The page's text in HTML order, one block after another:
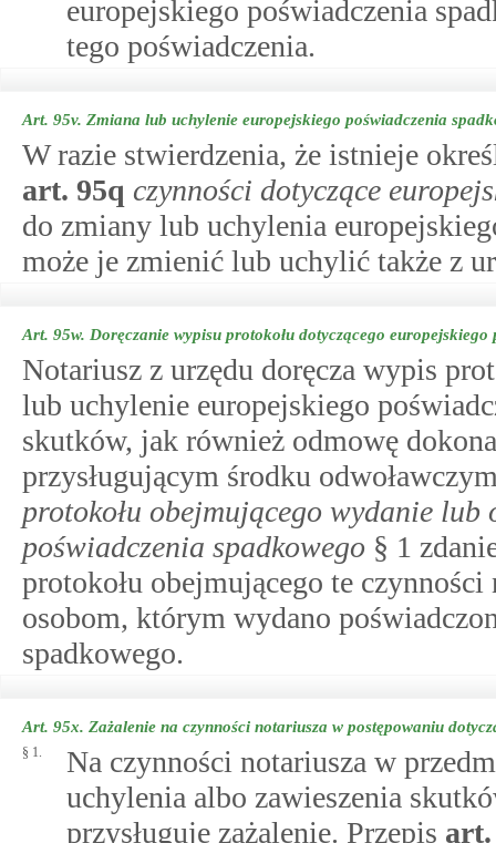
europejskiego poświadczenia
tego poświadczenia.
Art. 95v. Zmiana lub uchylenie europejskiego poświadczenia
W razie stwierdzenia, że istnieje
art. 95q czynności dotyczące
do zmiany lub uchylenia
może je zmienić lub uchylić także z
Art. 95w. Doręczanie wypisu protokołu dotyczącego europejskiego
Notariusz z urzędu doręcza wypis
lub uchylenie europejskiego
skutków, jak również odmowę
przysługującym środku
protokołu obejmującego wydanie
poświadczenia spadkowego § 1
protokołu obejmującego te
osobom, którym wydano
spadkowego.
Art. 95x. Zażalenie na czynności notariusza w postępowaniu
§ 1.
Na czynności notariusza w
uchylenia albo zawieszenia
przysługuje zażalenie. Przepis